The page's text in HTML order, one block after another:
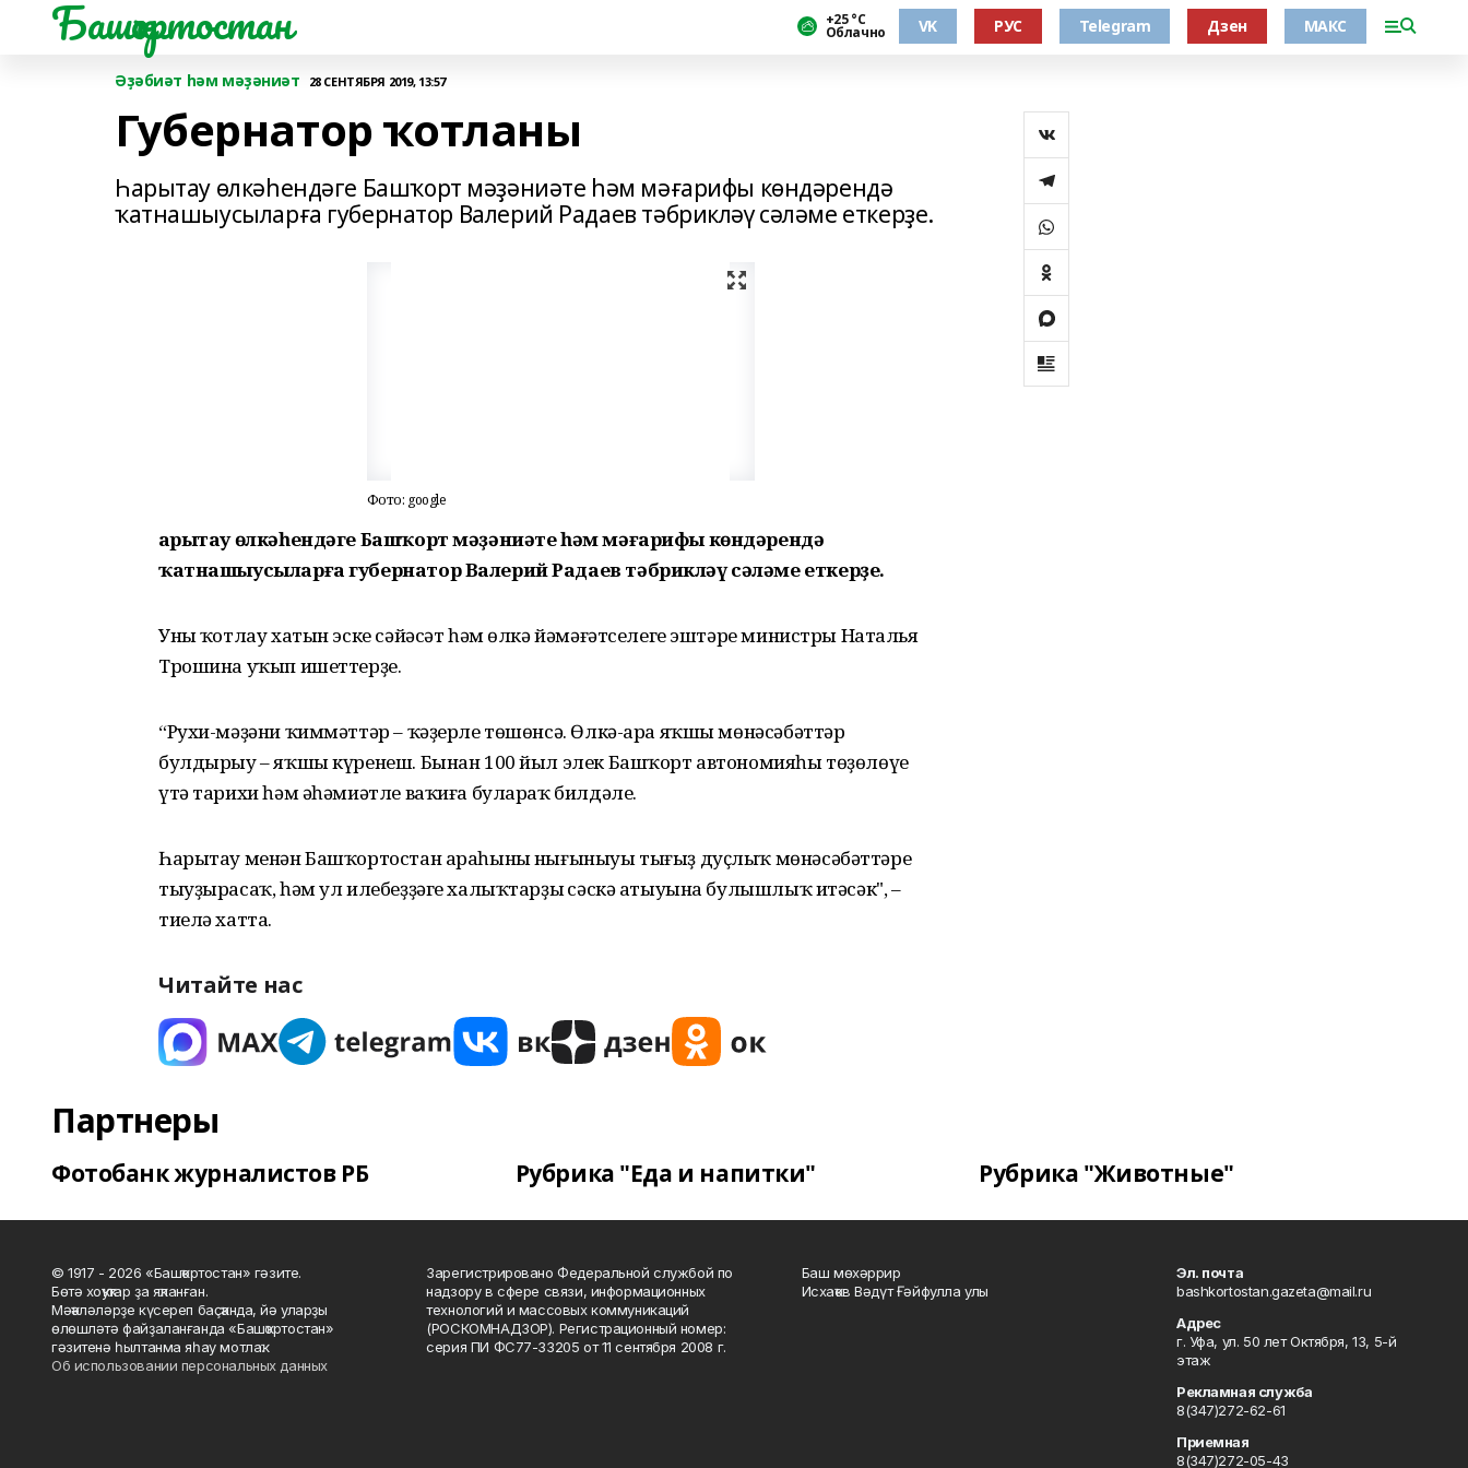
Башҡортостан +25 °С
Облачно VK РУС Telegram Дзен МАКС
Әҙәбиәт һәм мәҙәниәт 28 СЕНТЯБРЯ 2019, 13:57
Губернатор ҡотланы
Һарытау өлкәһендәге Башҡорт мәҙәниәте һәм мәғарифы көндәрендә
ҡатнашыусыларға губернатор Валерий Радаев тәбрикләү сәләме еткерҙе.
Фото: google
Һарытау өлкәһендәге Башҡорт мәҙәниәте һәм мәғарифы көндәрендә
ҡатнашыусыларға губернатор Валерий Радаев тәбрикләү сәләме еткерҙе.
Уның ҡотлау хатын эске сәйәсәт һәм өлкә йәмәғәтселеге эштәре министры Наталья
Трошина уҡып ишеттерҙе.
“Рухи-мәҙәни ҡиммәттәр – ҡәҙерле төшөнсә. Өлкә-ара яҡшы мөнәсәбәттәр
булдырыу – яҡшы күренеш. Бынан 100 йыл элек Башҡорт автономияһы төҙөлөүе
үтә тарихи һәм әһәмиәтле ваҡиға булараҡ билдәле.
Һарытау менән Башҡортостан араһының нығыныуы тығыҙ дуҫлыҡ мөнәсәбәттәре
тыуҙырасаҡ, һәм ул илебеҙҙәге халыҡтарҙың сәскә атыуына булышлыҡ итәсәк", –
тиелә хатта.
Читайте нас
Партнеры
Фотобанк журналистов РБ Рубрика "Еда и напитки" Рубрика "Животные"
© 1917 - 2026 «Башҡортостан» гәзите.
Бөтә хоҡуҡтар ҙа яҡланған.
Мәҡәләләрҙе күсереп баҫҡанда, йә уларҙы
өлөшләтә файҙаланғанда «Башҡортостан»
гәзитенә һылтанма яһау мотлаҡ.
Об использовании персональных данных
Зарегистрировано Федеральной службой по
надзору в сфере связи, информационных
технологий и массовых коммуникаций
(РОСКОМНАДЗОР). Регистрационный номер:
серия ПИ ФС77-33205 от 11 сентября 2008 г.
Баш мөхәррир
Исхаҡов Вәдүт Ғәйфулла улы
Эл. почта
bashkortostan.gazeta@mail.ru
Адрес
г. Уфа, ул. 50 лет Октября, 13, 5-й
этаж
Рекламная служба
8(347)272-62-61
Приемная
8(347)272-05-43